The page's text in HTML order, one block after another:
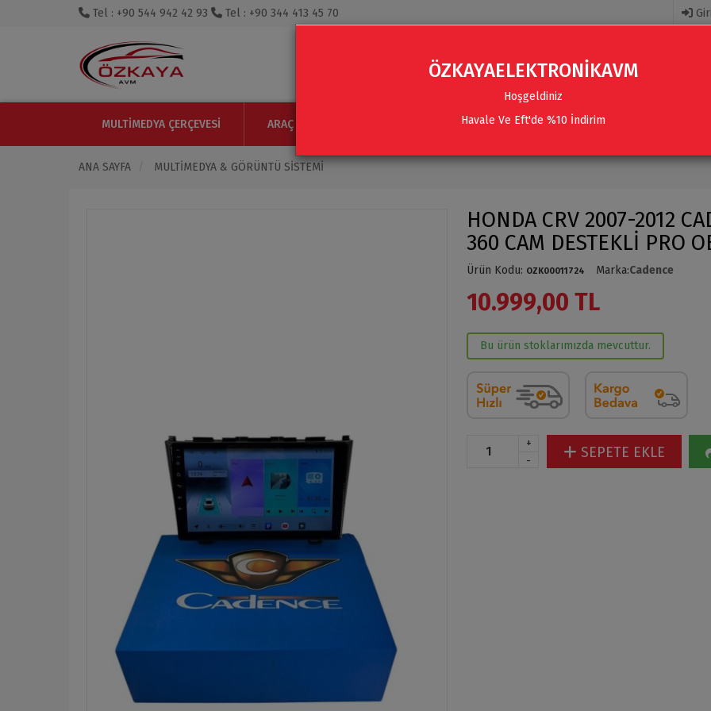
Tel : +90 544 942 42 93 Tel : +90 344 413 45 70
MULTIMEDYA ÇERÇEVESI ARAÇ IÇI MONITOR AKSESUARLAR SES SISTEMLERI & AKSESUARLAR
ANA SAYFA MULTIMEDYA & GÖRÜNTÜ SISTEMI
HONDA CRV 2007-2012
360 CAM DESTEKLİ PRO
Ürün Kodu: OZK00011724 Marka:Cadence
10.999,00 TL
Bu ürün stoklarımızda mevcuttur.
+
-
SEPETE EKLE
ÖZKAYAELEKTRONİKAVM
Hoşgeldiniz
Havale Ve Eft'de %10 İndirim